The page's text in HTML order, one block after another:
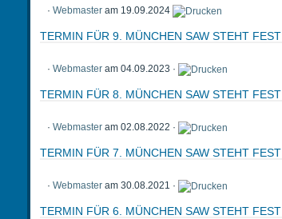
· Webmaster am 19.09.2024
TERMIN FÜR 9. MÜNCHEN SAW STEHT FEST
· Webmaster am 04.09.2023 ·
TERMIN FÜR 8. MÜNCHEN SAW STEHT FEST
· Webmaster am 02.08.2022 ·
TERMIN FÜR 7. MÜNCHEN SAW STEHT FEST
· Webmaster am 30.08.2021 ·
TERMIN FÜR 6. MÜNCHEN SAW STEHT FEST